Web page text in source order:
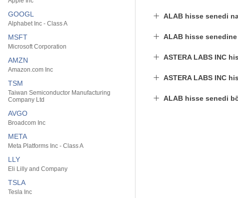
GOOGL
Alphabet Inc - Class A
MSFT
Microsoft Corporation
AMZN
Amazon.com Inc
TSM
Taiwan Semiconductor Manufacturing
Company Ltd
AVGO
Broadcom Inc
META
Meta Platforms Inc - Class A
LLY
Eli Lilly and Company
TSLA
Tesla Inc
ALAB hisse senedi
ALAB hisse senedine
ASTERA LABS INC
ASTERA LABS INC
ALAB hisse senedi